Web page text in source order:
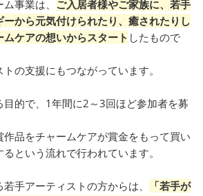
事業は、 ご入居者様やご家族に、若手
から元気付けられたり、癒されたりし
ケアの想いからスタート したもので
の支援にもつながっています。
目的で、1年間に2～3回ほど参加者を募
品をチャームケアが賞金をもって買い
という流れで行われています。
手アーティストの方からは、
「若手が